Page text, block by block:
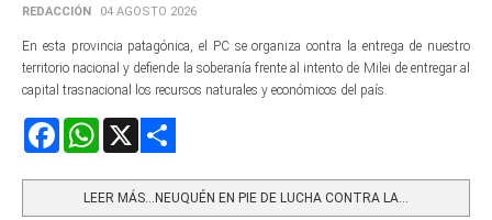
REDACCIÓN 04 AGOSTO 2026
En esta provincia patagónica, el PC se organiza contra la entrega de nuestro
territorio nacional y defiende la soberanía frente al intento de Milei de entregar al
capital trasnacional los recursos naturales y económicos del país.
FacebookWhatsApp
LEER MÁS…NEUQUÉN EN PIE DE LUCHA CONTRA LA...